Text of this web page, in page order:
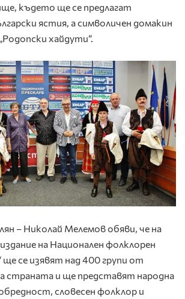
където ще се предлагат
ястия, а символичен домакин
хайдути“.
– Николай Мелемов обяви, че на
на Национален фолклорен
ще се изявят над 400 групи от
страната и ще представят народна
словесен фолклор и